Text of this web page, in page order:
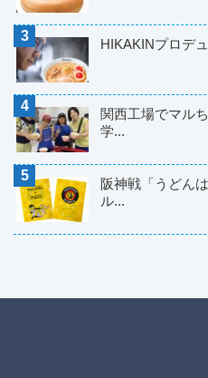
HIKAKINプロデ
関西工場でマル
学...
阪神戦「うどん
ル...